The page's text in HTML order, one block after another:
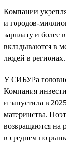
Компании
и городов-
зарплату и более
вкладываются в
людей в регионах.
У СИБУРа
Компания
и запустила в
материнства.
возвращаются на
в среднем по